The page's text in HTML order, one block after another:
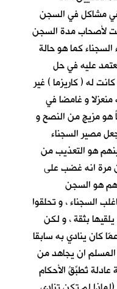
في مشاكل في السجن
لأصحاب مدة السجن
السجناء كما هو حالة
عليه في حل
له ( كاريزما ) غير
منعزلا و غامضا في
هو مزيج من النصح و
مصير السجناء
هو التعذيب من
مرة انه غضب على
هو السجن
السجناء ، و تحلقوا
بثقة ، و لكن
كان ينادي به سابقا
ان يجاهد من
تُطبِّقُ الأحكام